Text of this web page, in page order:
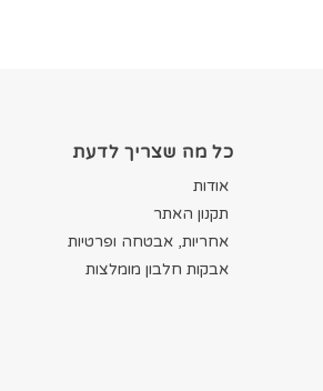
כל מה שצריך לדעת
אודות
תקנון האתר
אחריות, אבטחה ופרטיות
אבקות חלבון מומלצות